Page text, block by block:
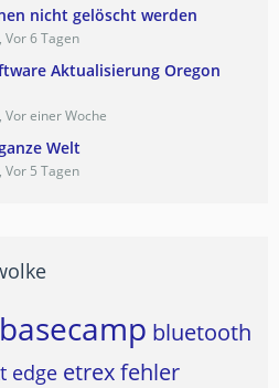
nicht gelöscht werden
6 Tagen
Aktualisierung Oregon
einer Woche
Welt
5 Tagen
basecamp bluetooth
edge etrexfehler